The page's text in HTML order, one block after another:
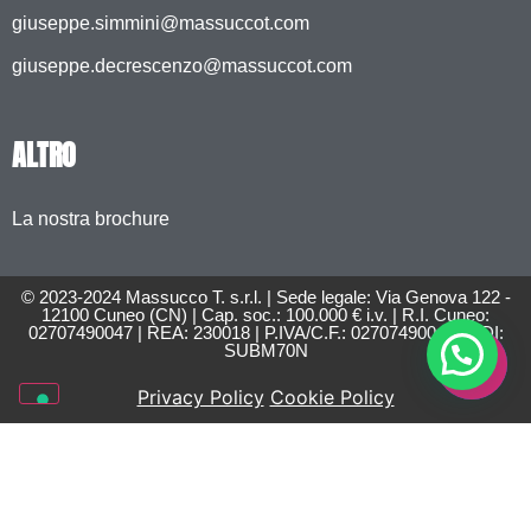
giuseppe.simmini@massuccot.com
giuseppe.decrescenzo@massuccot.com
ALTRO
La nostra brochure
© 2023-2024 Massucco T. s.r.l. | Sede legale: Via Genova 122 -
12100 Cuneo (CN) | Cap. soc.: 100.000 € i.v. | R.I. Cuneo:
02707490047 | REA: 230018 | P.IVA/C.F.: 02707490047 | SDI:
SUBM70N
Privacy Policy Cookie Policy